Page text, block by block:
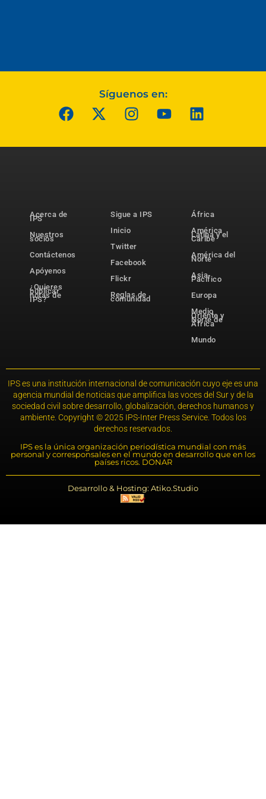
Síguenos en:
Acerca de
IPS
Nuestros
socios
Contáctenos
Apóyenos
¿Quieres
publicar
notas de
IPS?
Sigue a IPS
Inicio
Twitter
Facebook
Flickr
Reglas de
comunidad
África
América
Latina y el
Caribe
América del
Norte
Asia-
Pacífico
Europa
Medio
Oriente y
Norte de
África
Mundo
IPS es una institución internacional de comunicación cuyo eje es una
agencia mundial de noticias que amplifica las voces del Sur y de la
sociedad civil sobre desarrollo, globalización, derechos humanos y
ambiente. Copyright © 2025 IPS-Inter Press Service. Todos los
derechos reservados.
IPS es la única organización periodística mundial con más
personal y corresponsales en el mundo en desarrollo que en los
países ricos. DONAR
Desarrollo & Hosting: Atiko.Studio